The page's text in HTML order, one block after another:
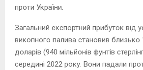
проти України.
Загальний експортний прибуток від
викопного палива становив близько
доларів (940 мільйонів фунтів
середині 2022 року. Вони падали